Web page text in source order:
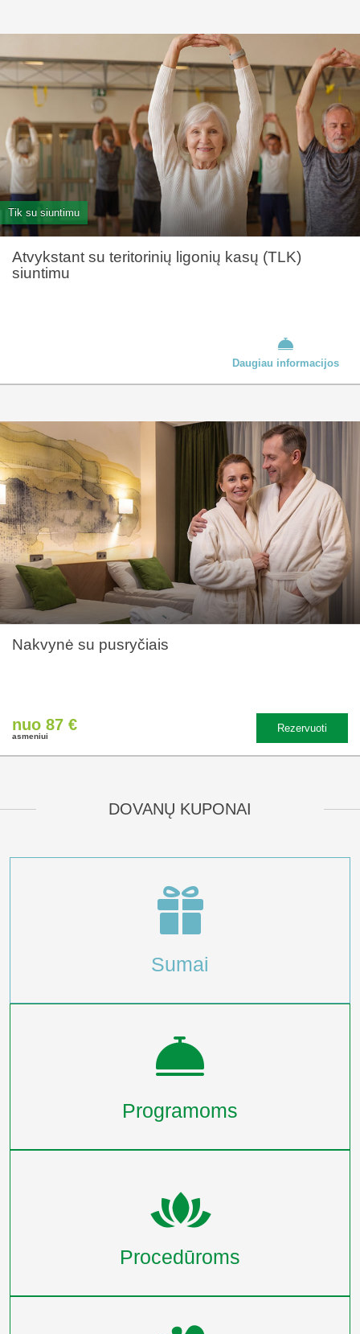
Tik su siuntimu
Atvykstant su teritorinių ligonių kasų (TLK)
siuntimu
Daugiau informacijos
Nakvynė su pusryčiais
nuo 87 €
asmeniui
Rezervuoti
DOVANŲ KUPONAI
Sumai
Programoms
Procedūroms